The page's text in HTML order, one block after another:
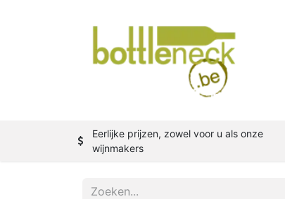
Eerlijke prijzen, zowel voor u als onze
wijnmakers